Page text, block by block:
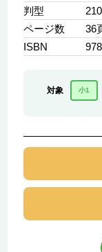
判型
ページ数
36
ISBN
対象 小1